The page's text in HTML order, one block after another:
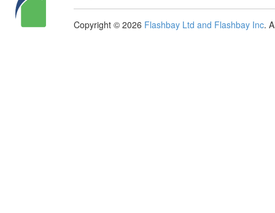
Copyright © 2026 Flashbay Ltd and Flashbay Inc.